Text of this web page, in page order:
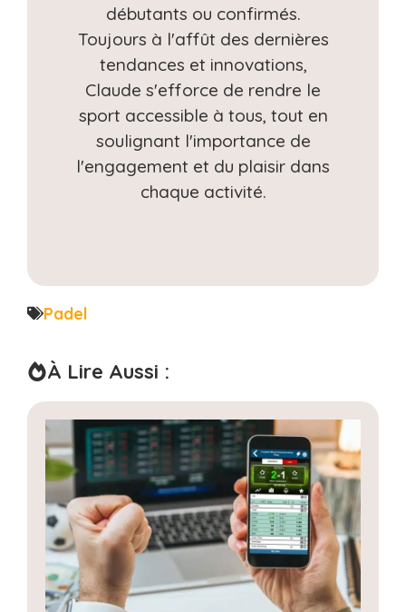
débutants ou confirmés.
Toujours à l'affût des dernières
tendances et innovations,
Claude s'efforce de rendre le
sport accessible à tous, tout en
soulignant l'importance de
l'engagement et du plaisir dans
chaque activité.
Padel
À Lire Aussi :